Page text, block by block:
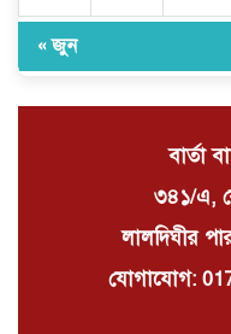
« জুন
বার্তা
৩৪১/এ,
লালদিঘীর
যোগাযোগ: